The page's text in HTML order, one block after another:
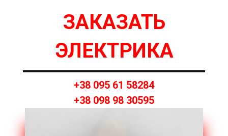
ЗАКАЗАТЬ
ЭЛЕКТРИКА
+38 095 61 58284
+38 098 98 30595